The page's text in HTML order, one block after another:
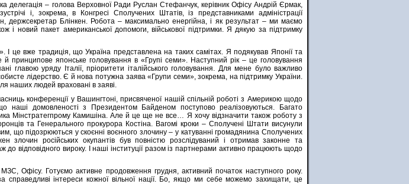
делегація – голова Верховної Ради Руслан Стефанчук, керівник Офісу Андрій Єрмак,
і, зокрема, в Конгресі Сполучених Штатів, із представниками адміністрації
держсекретар Блінкен. Робота – максимально енергійна, і як результат – ми маємо
і новий пакет американської допомоги, військової підтримки. Я дякую за підтримку
І це вже традиція, що Україна представлена на таких самітах. Я подякував Японії та
й принципове японське головування в «Групі семи». Наступний рік – це головування
главою уряду Італії, пріоритети італійського головування. Для мене було важливо
лідерство. Є й нова потужна заява «Групи семи», зокрема, на підтримку України.
наших людей враховані в заяві.
конференції у Вашингтоні, присвяченої нашій спільній роботі з Америкою щодо
наші домовленості з Президентом Байденом поступово реалізовуються. Багато
Мінстратегпрому Камишіна. Але й це ще не все… Я хочу відзначити також роботу з
та Генерального прокурора Костіна. Вагомі кроки – Сполучені Штати висунули
що підозрюються у скоєнні воєнного злочину – у катуванні громадянина Сполучених
злочин російських окупантів був повністю розслідуваний і отримав законне та
відповідного вироку. І наші інституції разом із партнерами активно працюють щодо
Офісу. Готуємо активне продовження грудня, активний початок наступного року.
справедливі інтереси кожної вільної нації. Бо, якщо ми себе можемо захищати, це